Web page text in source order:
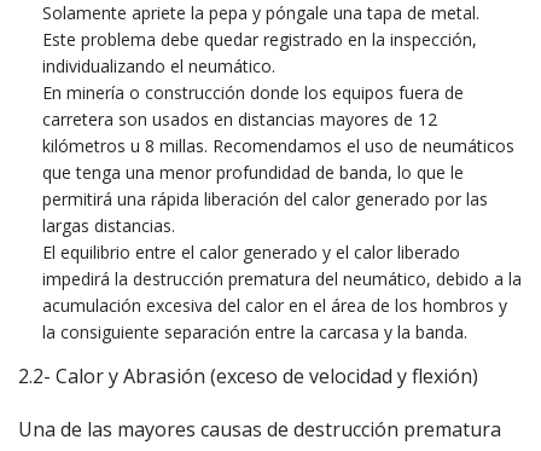
Solamente apriete la pepa y póngale una tapa de metal.
Este problema debe quedar registrado en la inspección,
individualizando el neumático.
En minería o construcción donde los equipos fuera de
carretera son usados en distancias mayores de 12
kilómetros u 8 millas. Recomendamos el uso de neumáticos
que tenga una menor profundidad de banda, lo que le
permitirá una rápida liberación del calor generado por las
largas distancias.
El equilibrio entre el calor generado y el calor liberado
impedirá la destrucción prematura del neumático, debido a la
acumulación excesiva del calor en el área de los hombros y
la consiguiente separación entre la carcasa y la banda.
2.2- Calor y Abrasión (exceso de velocidad y flexión)
Una de las mayores causas de destrucción prematura